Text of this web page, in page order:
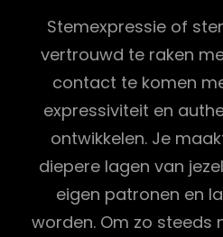
Stemexpressie of
vertrouwd te raken
contact te komen
expressiviteit en
ontwikkelen. Je
diepere lagen van
eigen patronen en
worden. Om zo steeds